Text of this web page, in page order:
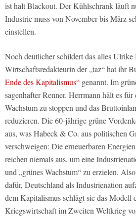
ist halt Blackout. Der Kühlschrank läuft
Industrie muss von November bis März
einstellen.
Noch deutlicher schildert das alles
Wirtschaftsredakteurin der „taz“ hat ihr
Ende des Kapitalismus“ genannt. Im
sagenhafter Renner. Herrmann hält es für
Wachstum zu stoppen und das
reduzieren. Die 60-jährige grüne
aus, was Habeck & Co. aus politischen
verschweigen: Die erneuerbaren
reichen niemals aus, um eine
und „grünes Wachstum“ zu erzielen.
dafür, Deutschland als Industrienation
dem Kapitalismus schlägt sie das Modell
Kriegswirtschaft im Zweiten Weltkrieg